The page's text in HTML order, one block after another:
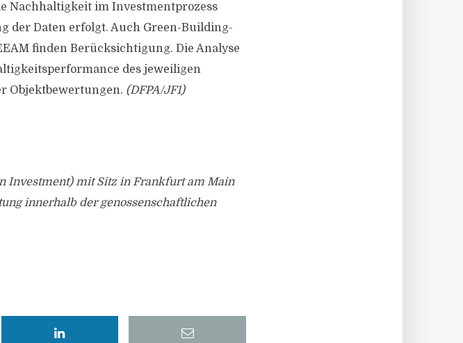
Nachhaltigkeit im Investmentprozess
der Daten erfolgt. Auch Green-Building-
finden Berücksichtigung. Die Analyse
des jeweiligen
Objektbewertungen. (DFPA/JF1)
Investment) mit Sitz in Frankfurt am Main
innerhalb der genossenschaftlichen